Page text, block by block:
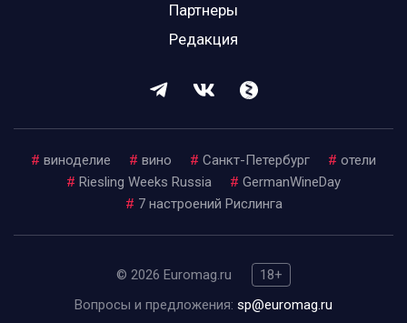
Партнеры
Редакция
# виноделие # вино # Санкт-Петербург # отели
# Riesling Weeks Russia # GermanWineDay
# 7 настроений Рислинга
© 2026 Euromag.ru
18+
Вопросы и предложения: sp@euromag.ru